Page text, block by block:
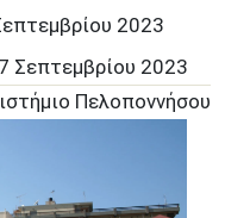
2023
Σεπτεμβρίου 2023
Πελοποννήσου